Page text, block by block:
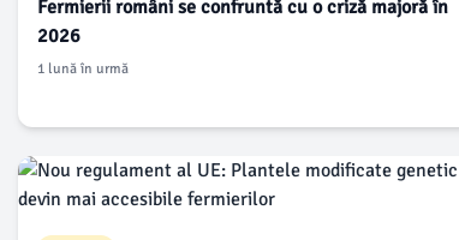
Fermierii români se confruntă cu o criză majoră în
2026
1 lună în urmă